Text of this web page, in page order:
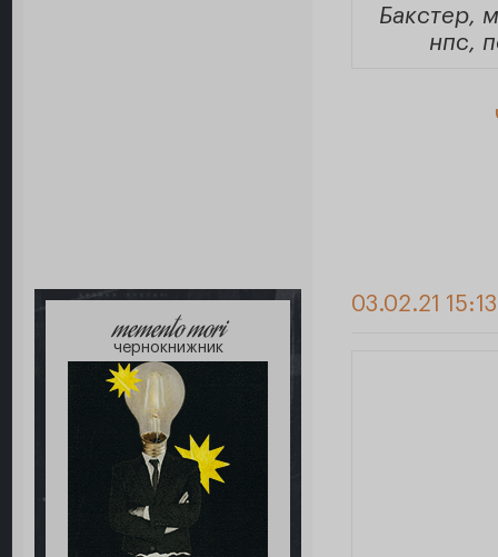
Бакстер,
нпс,
memento mori
чернокнижник
03.02.21